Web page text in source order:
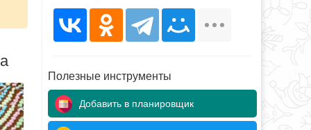
Полезные инструменты
Добавить в планировщик